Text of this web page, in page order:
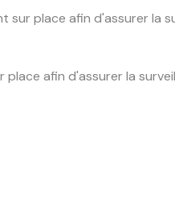
place afin d'assurer la
afin d'assurer la